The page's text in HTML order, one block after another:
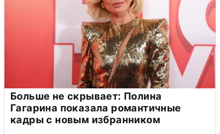
Больше не скрывает: Полина
Гагарина показала романтичные
кадры с новым избранником